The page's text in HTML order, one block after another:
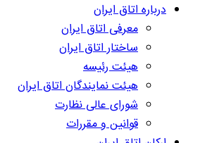
درباره اتاق ایران
معرفی اتاق ایران
ساختار اتاق ایران
هیئت رئیسه
هیئت نمایندگان اتاق ایران
شورای عالی نظارت
قوانین و مقررات